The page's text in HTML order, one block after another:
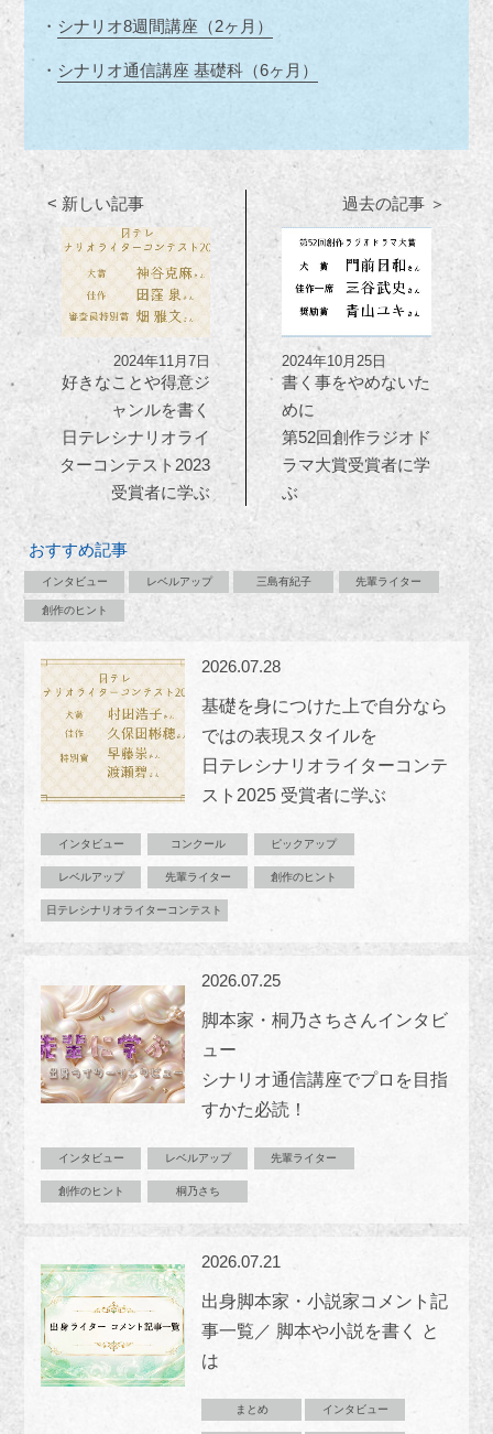
・ シナリオ8週間講座（2ヶ月）
・ シナリオ通信講座 基礎科（6ヶ月）
< 新しい記事
2024年11月7日
好きなことや得意ジ
ャンルを書く
日テレシナリオライ
ターコンテスト2023
受賞者に学ぶ
過去の記事 ＞
2024年10月25日
書く事をやめないた
めに
第52回創作ラジオド
ラマ大賞受賞者に学
ぶ
おすすめ記事
インタビュー レベルアップ 三島有紀子 先輩ライター
創作のヒント
2026.07.28
基礎を身につけた上で自分なら
ではの表現スタイルを
日テレシナリオライターコンテ
スト2025 受賞者に学ぶ
インタビュー コンクール ピックアップ
レベルアップ 先輩ライター 創作のヒント
日テレシナリオライターコンテスト
2026.07.25
脚本家・桐乃さちさんインタビ
ュー
シナリオ通信講座でプロを目指
すかた必読！
インタビュー レベルアップ 先輩ライター
創作のヒント 桐乃さち
2026.07.21
出身脚本家・小説家コメント記
事一覧／ 脚本や小説を書く と
は
まとめ インタビュー